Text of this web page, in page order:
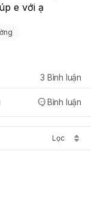
e với ạ
Bình luận
3 Bình luận
Lọc